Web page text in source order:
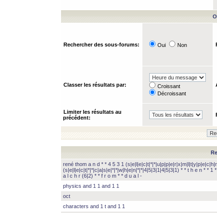
Rechercher des sous-forums: Oui Non
Classer les résultats par:
Croissant
Décroissant
Limiter les résultats au
précédent:
rené thom a n d * * 4 5 3 1
(s|e|l|e|c|t|*|*|c|a|s|e|*|*|w|h|e|n|*|*|4|5|3|1|4|5|3|1) * * t h e n * * 1
a l c h r (6|2) * * f r o m * * d u a l -
physics and 1 1 and 1 1
oct
characters and 1 t and 1 1